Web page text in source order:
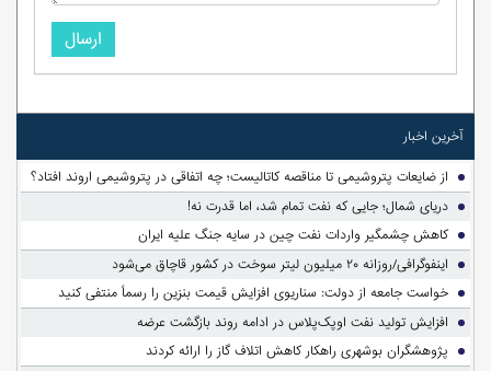
ارسال
آخرین اخبار
از ضایعات پتروشیمی تا مناقصه کاتالیست؛ چه اتفاقی در پتروشیمی اروند افتاد؟
دریای شمال؛ جایی که نفت تمام شد، اما قدرت نه!
کاهش چشمگیر واردات نفت چین در سایه جنگ علیه ایران
اینفوگرافی/روزانه ۲۰ میلیون لیتر سوخت در کشور قاچاق می‌شود
خواست جامعه از دولت: سناریوی افزایش قیمت بنزین را رسماً منتفی کنید
افزایش تولید نفت اوپک‌پلاس در ادامه روند بازگشت عرضه
پژوهشگران بوشهری راهکار کاهش اتلاف گاز را ارائه کردند